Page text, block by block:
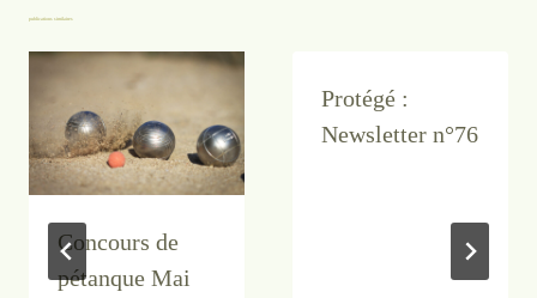
publications similaires
Concours de
pétanque Mai
Protégé :
Newsletter n°76